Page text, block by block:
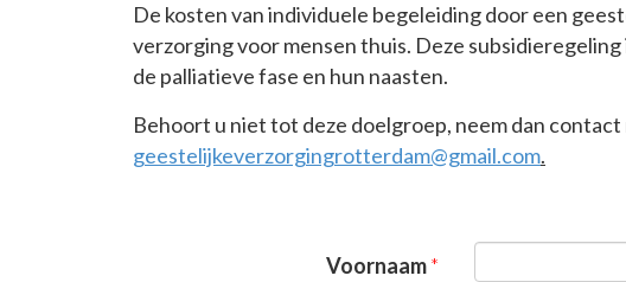
De kosten van individuele begeleiding door een
verzorging voor mensen thuis. Deze
de palliatieve fase en hun naasten.
Behoort u niet tot deze doelgroep, neem dan
geestelijkeverzorgingrotterdam@gmail.com.
Voornaam